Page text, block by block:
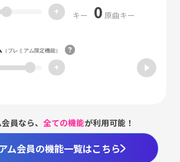
+ キー 0 原曲キー
（プレミアム限定機能）
+
員なら、全ての機能が利用可能！
ム会員の機能一覧はこちら